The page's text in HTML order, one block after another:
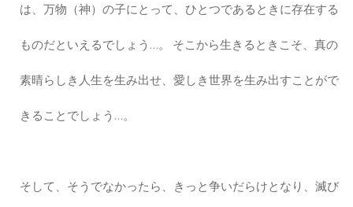
は、万物（神）の子にとって、ひとつであるときに存在する
ものだといえるでしょう…。 そこから生きるときこそ、真の
素晴らしき人生を生み出せ、愛しき世界を生み出すことがで
きることでしょう…。
そして、そうでなかったら、きっと争いだらけとなり、滅び